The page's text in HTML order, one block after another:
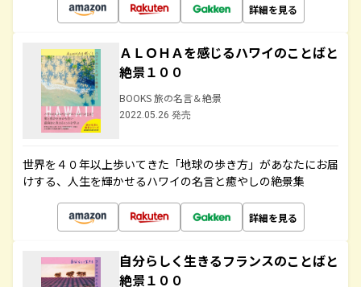
詳細を見る
ＡＬＯＨＡを感じるハワイのことばと
絶景１００
BOOKS 旅の名言＆絶景
2022.05.26 発売
世界を４０年以上歩いてきた「地球の歩き方」があなたにお届
けする、人生を輝かせるハワイの名言と癒やしの絶景集
詳細を見る
自分らしく生きるフランスのことばと
絶景１００